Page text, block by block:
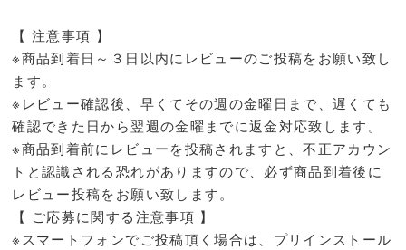
【 注意事項 】
※商品到着日～３日以内にレビューのご投稿をお願い致し
ます。
※レビュー確認後、早くてその週の金曜日まで、遅くても
確認できた日から翌週の金曜までに返金対応致します。
※商品到着前にレビューを投稿されますと、不正アカウン
トと認識される恐れがありますので、必ず商品到着後に
レビュー投稿をお願い致します。
【 ご応募に関する注意事項 】
※スマートフォンでご投稿頂く場合は、プリインストール